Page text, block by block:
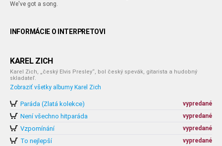
We've got a song.
INFORMÁCIE O INTERPRETOVI
KAREL ZICH
Karel Zich, „český Elvis Presley“, bol český spevák, gitarista a hudobný
skladateľ.
Zobraziť všetky albumy Karel Zich
Paráda (Zlatá kolekce) vypredané
Není všechno hitparáda vypredané
Vzpomínání vypredané
To nejlepší vypredané